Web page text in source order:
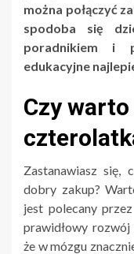
można połączyć
spodoba się
poradnikiem i
edukacyjne
Czy
Zastanawiasz
dobry zakup?
jest polecany
prawidłowy rozwój
że w mózgu